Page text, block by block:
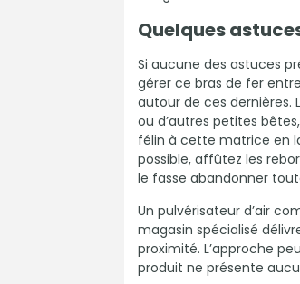
Quelques
Si aucune des astuces
gérer ce bras de fer
autour de ces dernières.
ou d’autres petites
félin à cette matrice en
possible, affûtez les
le fasse abandonner
Un pulvérisateur d’air
magasin spécialisé
proximité. L’approche
produit ne présente